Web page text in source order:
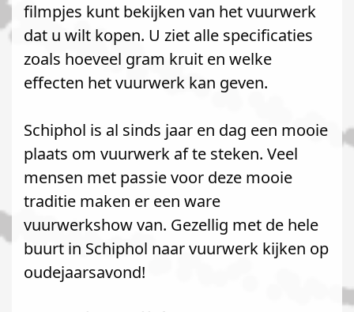
filmpjes kunt bekijken van het vuurwerk
dat u wilt kopen. U ziet alle specificaties
zoals hoeveel gram kruit en welke
effecten het vuurwerk kan geven.
Schiphol is al sinds jaar en dag een mooie
plaats om vuurwerk af te steken. Veel
mensen met passie voor deze mooie
traditie maken er een ware
vuurwerkshow van. Gezellig met de hele
buurt in Schiphol naar vuurwerk kijken op
oudejaarsavond!